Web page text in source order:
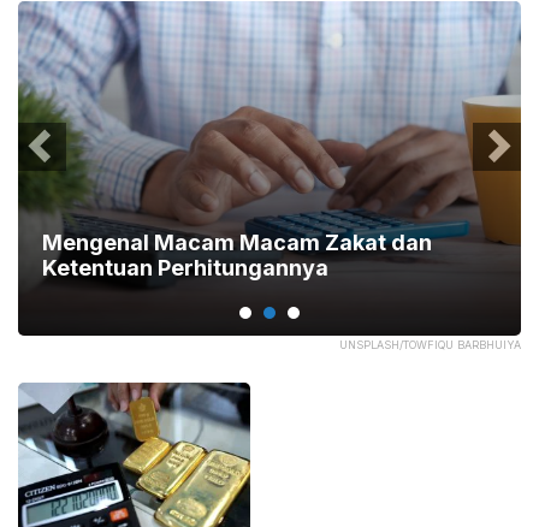
UNSPLASH/TOWFIQU BARBHUIYA
Mengenal Macam Macam Zakat dan
Ketentuan Perhitungannya